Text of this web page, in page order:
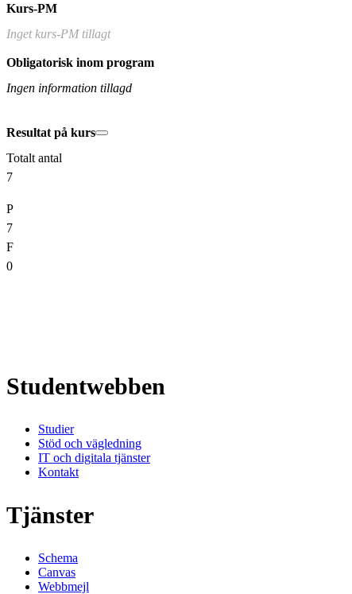
Kurs-PM
Inget kurs-PM tillagt
Obligatorisk inom program
Ingen information tillagd
Resultat på kurs
Totalt antal
7
P
7
F
0
Studentwebben
Studier
Stöd och vägledning
IT och digitala tjänster
Kontakt
Tjänster
Schema
Canvas
Webbmejl